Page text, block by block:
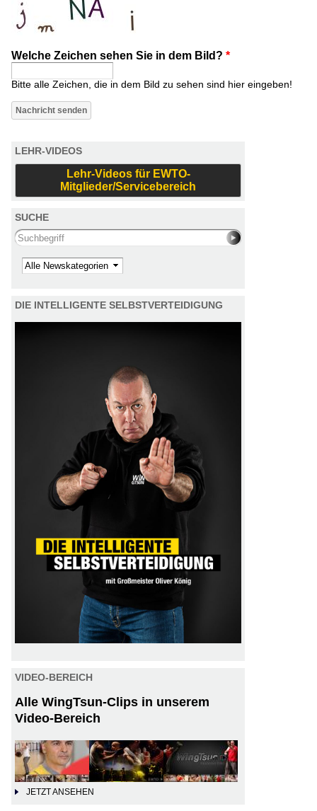
Welche Zeichen sehen Sie in dem Bild? *
Bitte alle Zeichen, die in dem Bild zu sehen sind hier eingeben!
LEHR-VIDEOS
Lehr-Videos für EWTO-
Mitglieder/Servicebereich
SUCHE
Search this site
Kategorie
DIE INTELLIGENTE SELBSTVERTEIDIGUNG
VIDEO-BEREICH
Alle WingTsun-Clips in unserem
Video-Bereich
JETZT ANSEHEN